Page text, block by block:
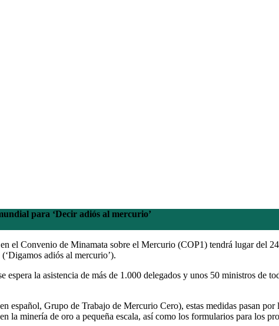
para ‘Decir adiós al mercurio’
el Convenio de Minamata sobre el Mercurio (COP1) tendrá lugar del
adiós al mercurio’).
la asistencia de más de 1.000 delegados y unos 50 ministros de
Grupo de Trabajo de Mercurio Cero), estas medidas pasan
la minería de oro a pequeña escala, así como los formularios para los